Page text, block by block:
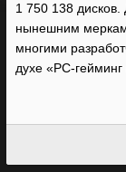
1 750 138 дисков.
нынешним
многими
духе «PC-